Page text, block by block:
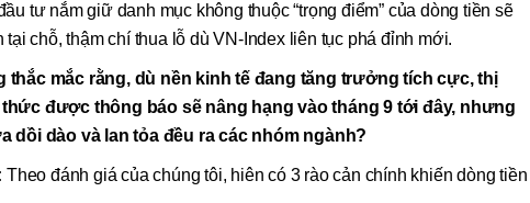
tư nắm giữ danh mục không thuộc “trọng điểm” của dòng tiền sẽ
tại chỗ, thậm chí thua lỗ dù VN-Index liên tục phá đỉnh mới.
thắc mắc rằng, dù nền kinh tế đang tăng trưởng tích cực, thị
được thông báo sẽ nâng hạng vào tháng 9 tới đây, nhưng
dồi dào và lan tỏa đều ra các nhóm ngành?
Theo đánh giá của chúng tôi, hiên có 3 rào cản chính khiến dòng tiền